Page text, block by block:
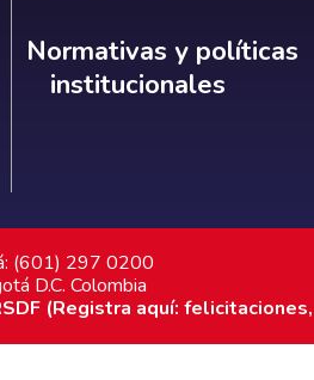
Normativas y
Normativas y políticas
institucionales
(601) 297 0200
D.C. Colombia
(Registra aquí: